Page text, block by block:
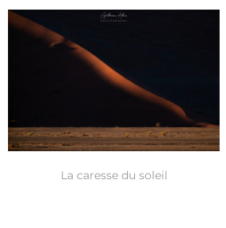
La caresse du soleil